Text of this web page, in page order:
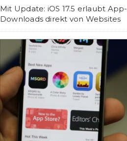
Mit Update: iOS 17.5 erlaubt App-
Downloads direkt von Websites